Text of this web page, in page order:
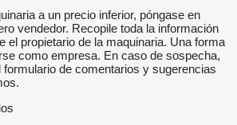
a un precio inferior, póngase en
vendedor. Recopile toda la información
el propietario de la maquinaria. Una forma
como empresa. En caso de sospecha,
de comentarios y sugerencias